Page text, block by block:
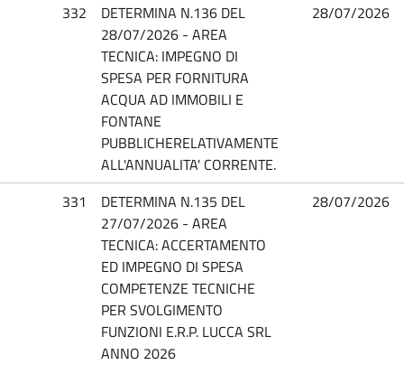
332
DETERMINA N.136 DEL
28/07/2026 - AREA
TECNICA: IMPEGNO DI
SPESA PER FORNITURA
ACQUA AD IMMOBILI E
FONTANE
PUBBLICHERELATIVAMENTE
ALL'ANNUALITA' CORRENTE.
28/07/2026
331
DETERMINA N.135 DEL
27/07/2026 - AREA
TECNICA: ACCERTAMENTO
ED IMPEGNO DI SPESA
COMPETENZE TECNICHE
PER SVOLGIMENTO
FUNZIONI E.R.P. LUCCA SRL
ANNO 2026
28/07/2026